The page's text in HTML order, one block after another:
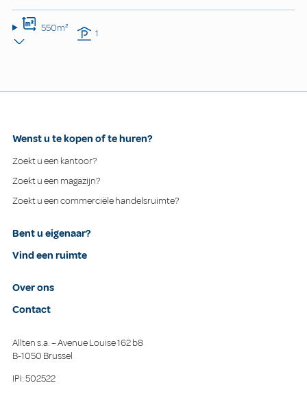
550m² 1
Wenst u te kopen of te huren?
Zoekt u een kantoor?
Zoekt u een magazijn?
Zoekt u een commerciële handelsruimte?
Bent u eigenaar?
Vind een ruimte
Over ons
Contact
Allten s.a. – Avenue Louise 162 b8
B-1050 Brussel
IPI: 502522